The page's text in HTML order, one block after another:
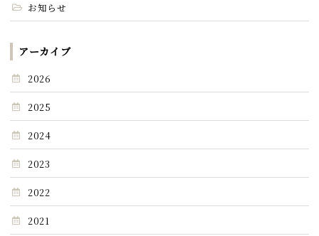
お知らせ
アーカイブ
2026
2025
2024
2023
2022
2021